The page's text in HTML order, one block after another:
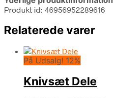
Produkt id: 46956952289616
Relaterede varer
På Udsalg! 12%
Knivsæt Dele